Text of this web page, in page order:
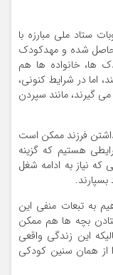
ستاد ملی مبارزه با
حاصل شده و مهدکودک
ها، خانواده ها هم
اما در شرایط کنونی،
می گیرند، مانند سپردن
فرزند ممکن است
هستیم که گزینه
که نیاز به ادامه شغل
به تبعات منفی این
بچه ها هم ممکن
این زندگی واقعی
از همان سنین کودکی